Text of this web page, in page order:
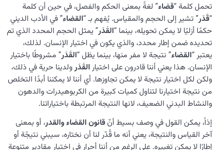
ما هي الفروق بين الدنيا والآخرة وما هي المزايا التي تحمل كل
منهما؟
كيف يؤثر الإيمان أو عدم الإيمان بالآخرة على نمط حياتنا؟
كيف نُسهّل تحمّل مصاعب الحياة ونجعلها سهلة ومُمتعة؟
ما هي العوامل التي تساهم في الشعور بالحزن وما الحلول
الممكنة للتعامل معها؟
ما الذي يكمن في قلب تحديات الدنيا، وما هي جوانب وجودنا
التي تصارع هذه التحديات؟
تحمل كلمة “قضاء” لغةً بمعنى الحکم والفصل، في حين أن كلمة
“قَدَر” تشير إلى الحجم والمقیاس. يُفهم بـ “القضاء” في الأدب الديني
حكمًا أزليًا لا يمكن تحويله، بينما “القَدَر” يمثل الحجم المحدد الذي تم
تحديده ضمن إطار محدد، والذي يكون في اختيار الإنسان. لذلك،
يعتبر “القضاء” نتيجة لا مفر منها، بينما يظل “القَدَر” مشروطًا باختيار
الإنسان. هذا يعني أننا قادرون على اختيار القَدَرولدينا حرية في ذلك،
ولكن لكل اختيار نتيجة لا يمكن تجاوزها. أي أننا لا يمكننا أبدًا التخلص
من نتيجة اختيارنا لتناول كميات كبيرة من الكربوهيدرات والدهون
والنشاط البدني الضعيف، لانها النتيجة المرتبطة باختياراتنا.
إذاً، یمکن القول في وصف بسيط أنّقانون القضاء والقدر، أو بمعنى
آخر القياس والنتيجة، يعني أنه ما قُدّر لنا أن نختاره، سيبني نتيجًة أو
إطارًا لا يمكن تغييره. على الرغم من أننا أحرار في اختيار مقادير متنوعة